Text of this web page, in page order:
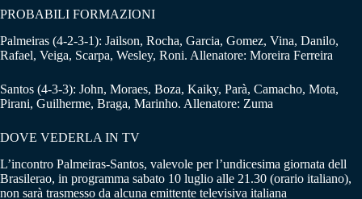
PROBABILI FORMAZIONI
Palmeiras (4-2-3-1): Jailson, Rocha, Garcia, Gomez, Vina, Danilo,
Rafael, Veiga, Scarpa, Wesley, Roni. Allenatore: Moreira Ferreira
Santos (4-3-3): John, Moraes, Boza, Kaiky, Parà, Camacho, Mota,
Pirani, Guilherme, Braga, Marinho. Allenatore: Zuma
DOVE VEDERLA IN TV
L’incontro Palmeiras-Santos, valevole per l’undicesima giornata dell
Brasilerao, in programma sabato 10 luglio alle 21.30 (orario italiano),
non sarà trasmesso da alcuna emittente televisiva italiana